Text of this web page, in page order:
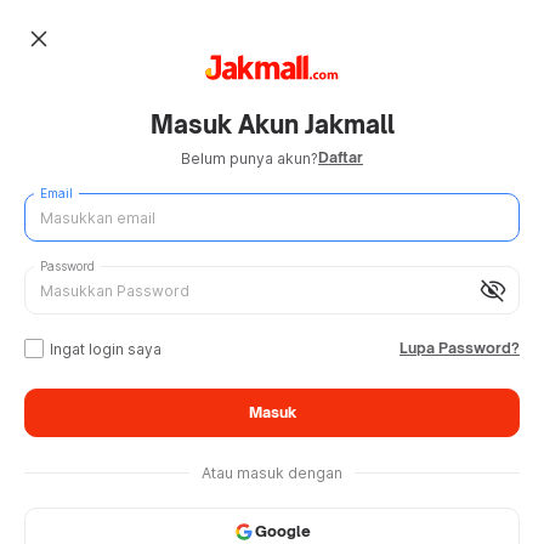
close
Masuk Akun Jakmall
Belum punya akun?Daftar
Email
visibility_off
Password
Ingat login saya Lupa Password?
Masuk
Atau masuk dengan
Google